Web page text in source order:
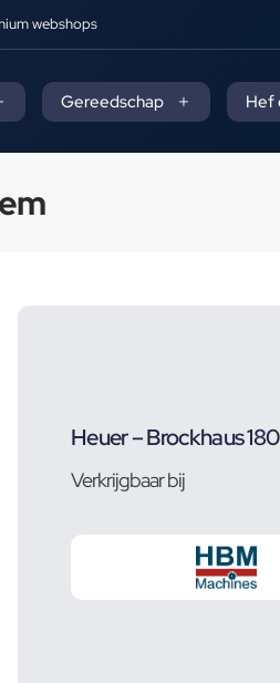
webshops
Gereedschap Hef
Heuer – Brockhaus
Verkrijgbaar bij